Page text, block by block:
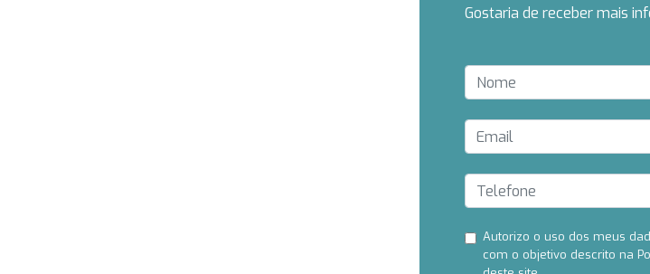
Gostaria de receber mais
Autorizo ​​o uso dos meus
com o objetivo descrito na